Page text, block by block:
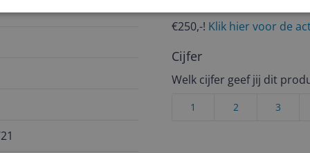
andere bezoekers een
€250,-! Klik hier voor de
Cijfer
Welk cijfer geef jij dit
3
2
1